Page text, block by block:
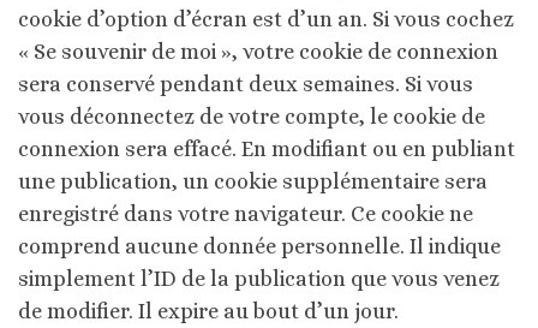
cookie d’option d’écran est d’un an. Si vous cochez
« Se souvenir de moi », votre cookie de connexion
sera conservé pendant deux semaines. Si vous
vous déconnectez de votre compte, le cookie de
connexion sera effacé. En modifiant ou en publiant
une publication, un cookie supplémentaire sera
enregistré dans votre navigateur. Ce cookie ne
comprend aucune donnée personnelle. Il indique
simplement l’ID de la publication que vous venez
de modifier. Il expire au bout d’un jour.